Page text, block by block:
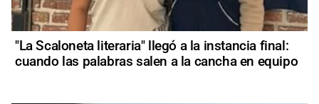
"La Scaloneta literaria" llegó a la instancia final:
cuando las palabras salen a la cancha en equipo